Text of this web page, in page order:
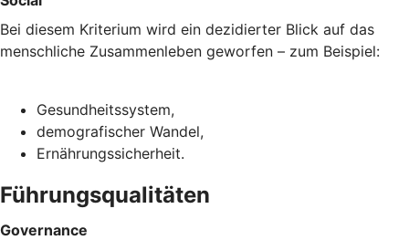
Bei diesem Kriterium wird ein dezidierter Blick auf das
menschliche Zusammenleben geworfen – zum Beispiel:
Gesundheitssystem,
demografischer Wandel,
Ernährungssicherheit.
Führungsqualitäten
Governance